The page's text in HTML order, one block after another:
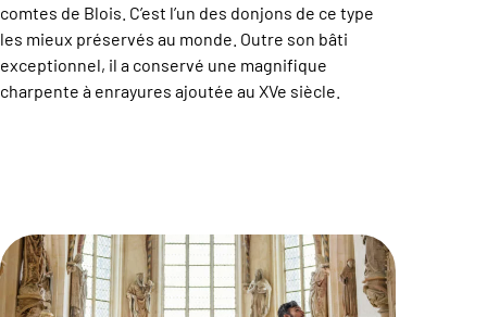
comtes de Blois. C’est l’un des donjons de ce type
les mieux préservés au monde. Outre son bâti
exceptionnel, il a conservé une magnifique
charpente à enrayures ajoutée au XVe siècle.